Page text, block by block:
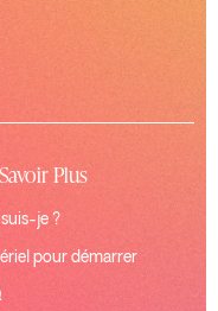
Plus
je ?
pour démarrer